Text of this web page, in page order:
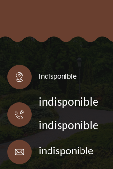
indisponible
indisponible
indisponible
indisponible